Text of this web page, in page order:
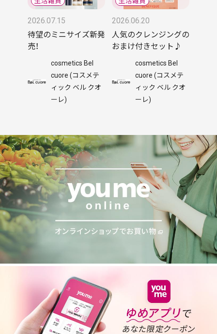
2026.07.15
待望のミニサイズ新発
売！
cosmetics Bel
cuore (コスメテ
ィック ベル クオ
ーレ)
2026.06.20
人気のクレンジングの
おまけ付きセット♪
cosmetics Bel
cuore (コスメテ
ィック ベル クオ
ーレ)